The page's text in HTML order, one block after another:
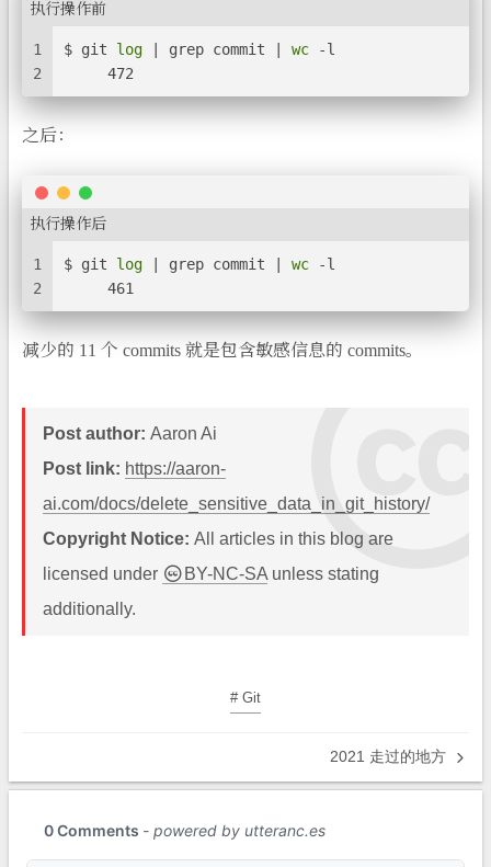
执行操作前
1
2
$ git log | grep commit | wc -l
     472
之后：
执行操作后
1
2
$ git log | grep commit | wc -l
     461
减少的 11 个 commits 就是包含敏感信息的 commits。
Post author: Aaron Ai
Post link: https://aaron-
ai.com/docs/delete_sensitive_data_in_git_history/
Copyright Notice: All articles in this blog are
licensed under
BY-NC-SA unless stating
additionally.
# Git
2021 走过的地方